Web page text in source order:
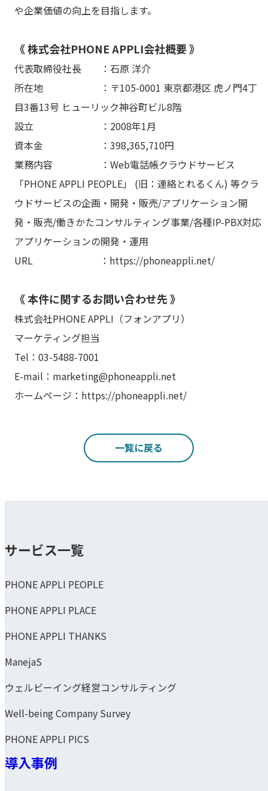
や企業価値の向上を目指します。
《 株式会社PHONE APPLI会社概要 》
代表取締役社長 ：石原 洋介
所在地 ：〒105-0001 東京都港区 虎ノ門4丁
目3番13号 ヒューリック神谷町ビル8階
設立 ：2008年1月
資本金 ：398,365,710円
業務内容 ：Web電話帳クラウドサービス
「PHONE APPLI PEOPLE」 (旧：連絡とれるくん) 等クラ
ウドサービスの企画・開発・販売/アプリケーション開
発・販売/働きかたコンサルティング事業/各種IP-PBX対応
アプリケーションの開発・運用
URL ：https://phoneappli.net/
《 本件に関するお問い合わせ先 》
株式会社PHONE APPLI（フォンアプリ）
マーケティング担当
Tel：03-5488-7001
E-mail：marketing@phoneappli.net
ホームページ：https://phoneappli.net/
一覧に戻る
サービス一覧
PHONE APPLI PEOPLE
PHONE APPLI PLACE
PHONE APPLI THANKS
ManejaS
ウェルビーイング経営コンサルティング
Well-being Company Survey
PHONE APPLI PICS
導入事例